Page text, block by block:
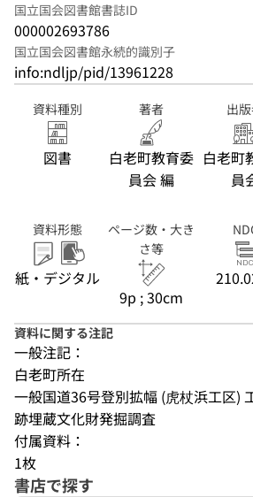
国立国会図書館書誌ID
000002693786
国立国会図書館永続的識別子
info:ndljp/pid/13961228
資料種別
図書
著者
白老町教育委
員会 編
出
白老町
員
資料形態
紙・デジタル
ページ数・大き
さ等
9p ; 30cm
資料に関する注記
一般注記：
白老町所在
一般国道36号登別拡幅 (虎杖浜工区)
跡埋蔵文化財発掘調査
付属資料：
1枚
書店で探す